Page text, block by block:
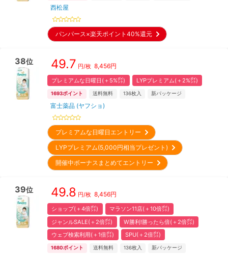
西松屋
パンパース×楽天ポイント40%還元
38位 49.7 円/枚 8,456円
プレミアムな日曜日(＋5%㌽) LYPプレミアム(＋2%㌽)
1693ポイント 送料無料 136枚入 新パッケージ
富士薬品 (ヤフショ)
プレミアムな日曜日エントリー
LYPプレミアム(5,000円相当プレゼント)
開催中ボーナスまとめてエントリー
39位 49.8 円/枚 8,456円
ショップ(＋4倍㌽)
マラソン11店(＋10倍㌽)
ジャンルSALE(＋2倍㌽)
W勝利!勝ったら倍(＋2倍㌽)
ウェブ検索利用(＋1倍㌽)
SPU(＋2倍㌽)
1680ポイント 送料無料 136枚入 新パッケージ